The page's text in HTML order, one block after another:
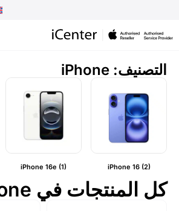
التصنيف: iPhone
iPhone 16 (2)
iPhone 16e (1)
كل المنتجات في iPhone